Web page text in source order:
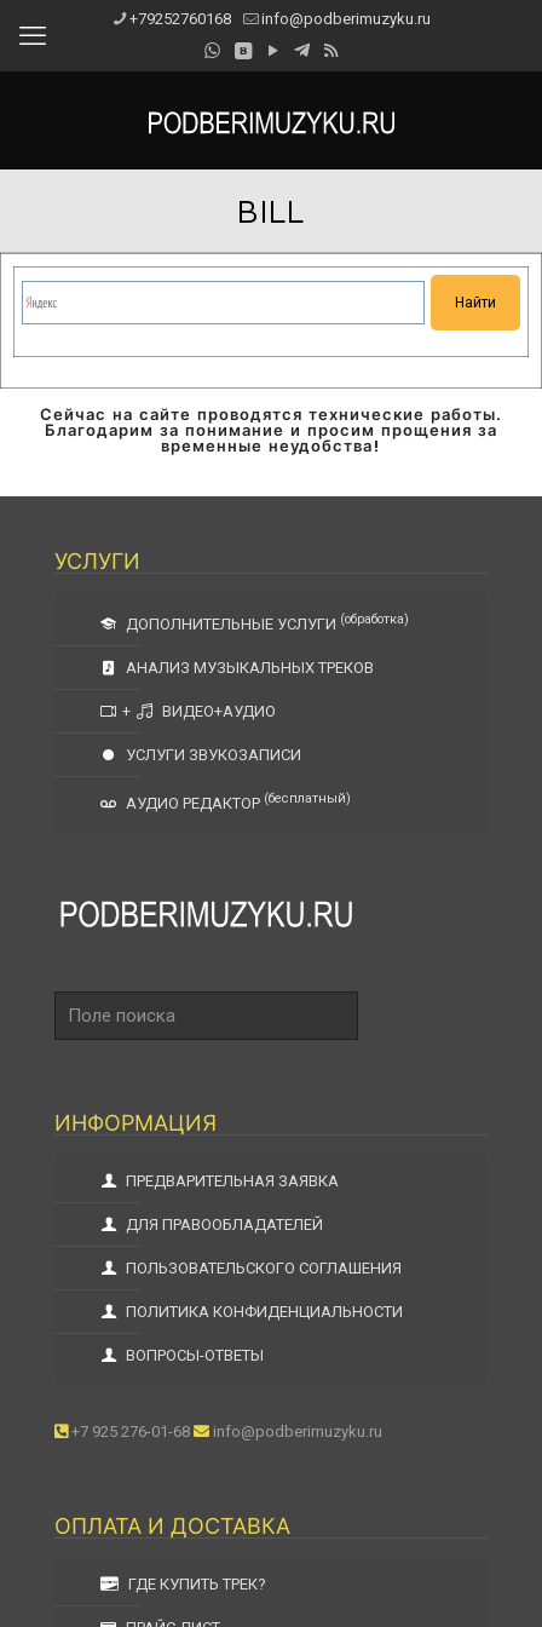
+79252760168 info@podberimuzyku.ru
BILL
Сейчас на сайте проводятся технические работы.
Благодарим за понимание и просим прощения за
временные неудобства!
УСЛУГИ
ДОПОЛНИТЕЛЬНЫЕ УСЛУГИ (обработка)
АНАЛИЗ МУЗЫКАЛЬНЫХ ТРЕКОВ
+ ВИДЕО+АУДИО
УСЛУГИ ЗВУКОЗАПИСИ
АУДИО РЕДАКТОР (бесплатный)
поиска
ИНФОРМАЦИЯ
ПРЕДВАРИТЕЛЬНАЯ ЗАЯВКА
ДЛЯ ПРАВООБЛАДАТЕЛЕЙ
ПОЛЬЗОВАТЕЛЬСКОГО СОГЛАШЕНИЯ
ПОЛИТИКА КОНФИДЕНЦИАЛЬНОСТИ
ВОПРОСЫ-ОТВЕТЫ
+7 925 276-01-68 info@podberimuzyku.ru
ОПЛАТА И ДОСТАВКА
ГДЕ КУПИТЬ ТРЕК?